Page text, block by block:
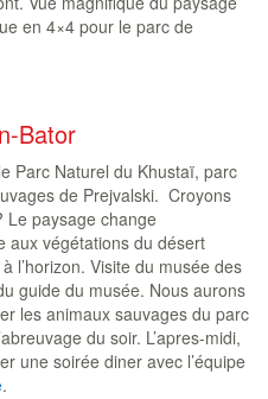
en 4×4 pour le parc de
Bator
Parc Naturel du Khustaï, parc
de Prejvalski. Croyons
Le paysage change
aux végétations du désert
l’horizon. Visite du musée des
guide du musée. Nous aurons
les animaux sauvages du parc
du soir. L’apres-midi,
une soirée diner avec l’équipe
.